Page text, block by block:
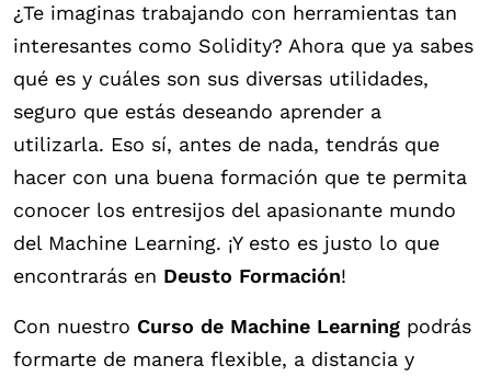
¿Te imaginas trabajando con herramientas tan
interesantes como Solidity? Ahora que ya sabes
qué es y cuáles son sus diversas utilidades,
seguro que estás deseando aprender a
utilizarla. Eso sí, antes de nada, tendrás que
hacer con una buena formación que te permita
conocer los entresijos del apasionante mundo
del Machine Learning. ¡Y esto es justo lo que
encontrarás en Deusto Formación!
Con nuestro Curso de Machine Learning podrás
formarte de manera flexible, a distancia y